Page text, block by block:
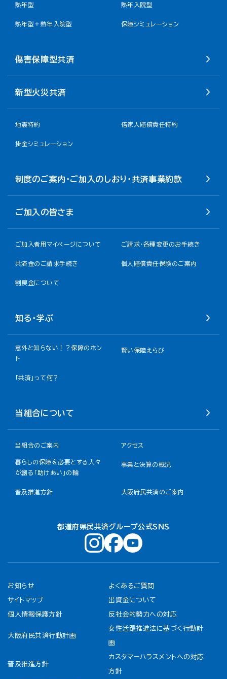
熟年型 熟年入院型
熟年型＋熟年入院型 保障シミュレーション
傷害保障型共済
新型火災共済
地震特約 借家人賠償責任特約
掛金シミュレーション
制度のご案内・ご加入のしおり・共済事業約款
ご加入の皆さま
ご加入者用マイページについて ご請求・各種変更のお手続き
共済金のご請求手続き 個人賠償責任保険のご案内
割戻金について​
知る・学ぶ
意外と知らない！？保障のホン
ト
賢い保障えらび
「共済」って何？
当組合について
当組合のご案内 アクセス
暮らしの保障を必要とする人々
が創る「助けあい」の輪
事業と決算の概況
普及推進方針 大阪府民共済のご案内
都道府県民共済グループ公式ＳＮＳ
お知らせ よくあるご質問
サイトマップ 出資金について
個人情報保護方針 反社会的勢力への対応
大阪府民共済行動計画
女性活躍推進法に基づく行動計
画
普及推進方針
カスタマーハラスメントへの対応
方針